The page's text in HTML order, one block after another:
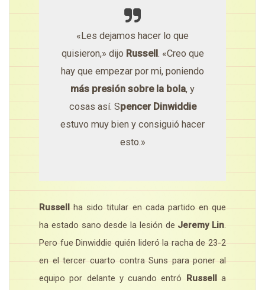
«Les dejamos hacer lo que
quisieron,» dijo Russell. «Creo que
hay que empezar por mi, poniendo
más presión sobre la bola, y
cosas así. Spencer Dinwiddie
estuvo muy bien y consiguió hacer
esto.»
Russell ha sido titular en cada partido en que
ha estado sano desde la lesión de Jeremy Lin.
Pero fue Dinwiddie quién lideró la racha de 23-2
en el tercer cuarto contra Suns para poner al
equipo por delante y cuando entró Russella